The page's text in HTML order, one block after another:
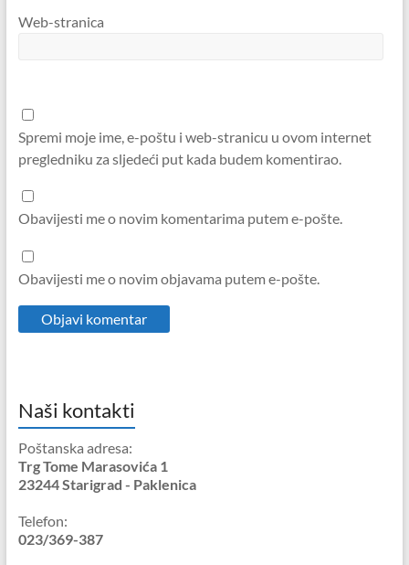
Web-stranica
Spremi moje ime, e-poštu i web-stranicu u ovom internet
pregledniku za sljedeći put kada budem komentirao.
Obavijesti me o novim komentarima putem e-pošte.
Obavijesti me o novim objavama putem e-pošte.
Naši kontakti
Poštanska adresa:
Trg Tome Marasovića 1
23244 Starigrad - Paklenica
Telefon:
023/369-387